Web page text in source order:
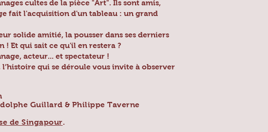
cultes de la pièce "Art". Ils sont amis,
fait l'acquisition d'un tableau : un grand
solide amitié, la pousser dans ses derniers
Et qui sait ce qu'il en restera ?
acteur... et spectateur !
qui se déroule vous invite à observer
Guillard & Philippe Taverne
de Singapour.